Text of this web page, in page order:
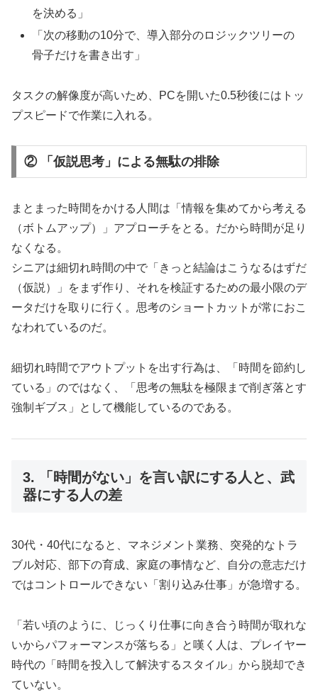
を決める」
「次の移動の10分で、導入部分のロジックツリーの
骨子だけを書き出す」
タスクの解像度が高いため、PCを開いた0.5秒後にはトッ
プスピードで作業に入れる。
② 「仮説思考」による無駄の排除
まとまった時間をかける人間は「情報を集めてから考える
（ボトムアップ）」アプローチをとる。だから時間が足り
なくなる。
シニアは細切れ時間の中で「きっと結論はこうなるはずだ
（仮説）」をまず作り、それを検証するための最小限のデ
ータだけを取りに行く。思考のショートカットが常におこ
なわれているのだ。
細切れ時間でアウトプットを出す行為は、「時間を節約し
ている」のではなく、「思考の無駄を極限まで削ぎ落とす
強制ギブス」として機能しているのである。
3. 「時間がない」を言い訳にする人と、武
器にする人の差
30代・40代になると、マネジメント業務、突発的なトラ
ブル対応、部下の育成、家庭の事情など、自分の意志だけ
ではコントロールできない「割り込み仕事」が急増する。
「若い頃のように、じっくり仕事に向き合う時間が取れな
いからパフォーマンスが落ちる」と嘆く人は、プレイヤー
時代の「時間を投入して解決するスタイル」から脱却でき
ていない。